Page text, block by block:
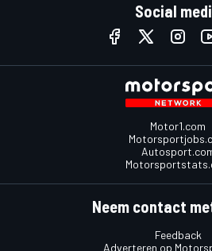
Social
Motor1.com
Neem contact
Feedback
Adverteren op